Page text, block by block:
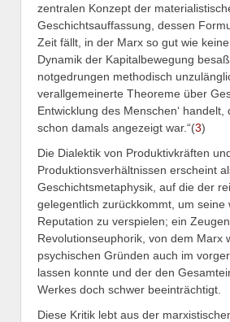
zentralen Konzept der
Geschichtsauffassung, dessen
Zeit fällt, in der Marx so gut wie
Dynamik der Kapitalbewegung
notgedrungen methodisch
verallgemeinerte Theoreme über
Entwicklung des Menschen‘
schon damals angezeigt war.“(3)
Die Dialektik von Produktivkräften
Produktionsverhältnissen erscheint
Geschichtsmetaphysik, auf die der
gelegentlich zurückkommt, um seine
Reputation zu verspielen; ein
Revolutionseuphorik, von dem Marx
psychischen Gründen auch im
lassen konnte und der den
Werkes doch schwer beeinträchtigt.
Diese Kritik lebt aus der